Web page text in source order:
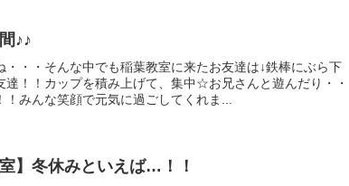
♪♪
・・そんな中でも稲葉教室に来たお友達は↓​鉄棒にぶら下
！！カップを積み上げて、集中☆お兄さんと遊んだり・・
みんな笑顔で元気に過ごしてくれま...
】冬休みといえば…！！